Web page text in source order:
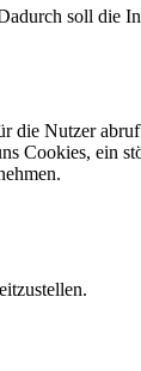
soll die
die Nutzer
Cookies, ein